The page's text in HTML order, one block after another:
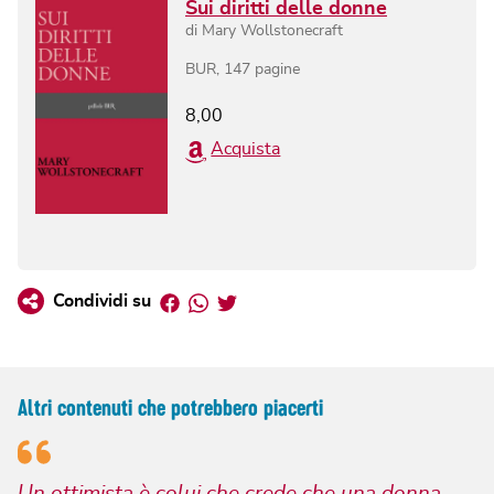
Sui diritti delle donne
di Mary Wollstonecraft
BUR 147 pagine
8,00
Acquista
Condividi su Facebook
Whatsapp
Twitter
Altri contenuti che potrebbero piacerti